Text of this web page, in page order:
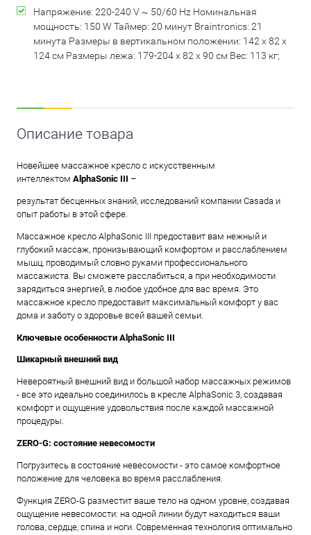
Напряжение: 220-240 V ~ 50/60 Hz Номинальная
мощность: 150 W Таймер: 20 минут Braintronics: 21
минута Размеры в вертикальном положении: 142 x 82 x
124 см Размеры лежа: 179-204 x 82 x 90 см Вес: 113 кг;
Описание товара
Новейшее массажное кресло с искусственным
интеллектом AlphaSonic III –
результат бесценных знаний, исследований компании Casada и
опыт работы в этой сфере.
Массажное кресло AlphaSonic III предоставит вам нежный и
глубокий массаж, пронизывающий комфортом и расслаблением
мышц, проводимый словно руками профессионального
массажиста. Вы сможете расслабиться, а при необходимости
зарядиться энергией, в любое удобное для вас время. Это
массажное кресло предоставит максимальный комфорт у вас
дома и заботу о здоровье всей вашей семьи.
Ключевые особенности AlphaSonic III
Шикарный внешний вид
Невероятный внешний вид и большой набор массажных режимов
- все это идеально соединилось в кресле AlphaSonic 3, создавая
комфорт и ощущение удовольствия после каждой массажной
процедуры.
ZERO-G: состояние невесомости
Погрузитесь в состояние невесомости - это самое комфортное
положение для человека во время расслабления.
Функция ZERO-G разместит ваше тело на одном уровне, создавая
ощущение невесомости: на одной линии будут находиться ваши
голова, сердце, спина и ноги. Современная технология оптимально